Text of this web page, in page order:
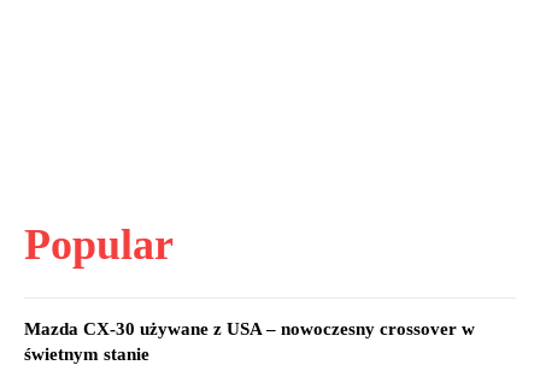
Popular
Mazda CX-30 używane z USA – nowoczesny crossover w
świetnym stanie